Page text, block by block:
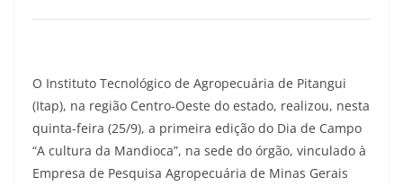
O Instituto Tecnológico de Agropecuária de Pitangui
(Itap), na região Centro-Oeste do estado, realizou, nesta
quinta-feira (25/9), a primeira edição do Dia de Campo
“A cultura da Mandioca”, na sede do órgão, vinculado à
Empresa de Pesquisa Agropecuária de Minas Gerais